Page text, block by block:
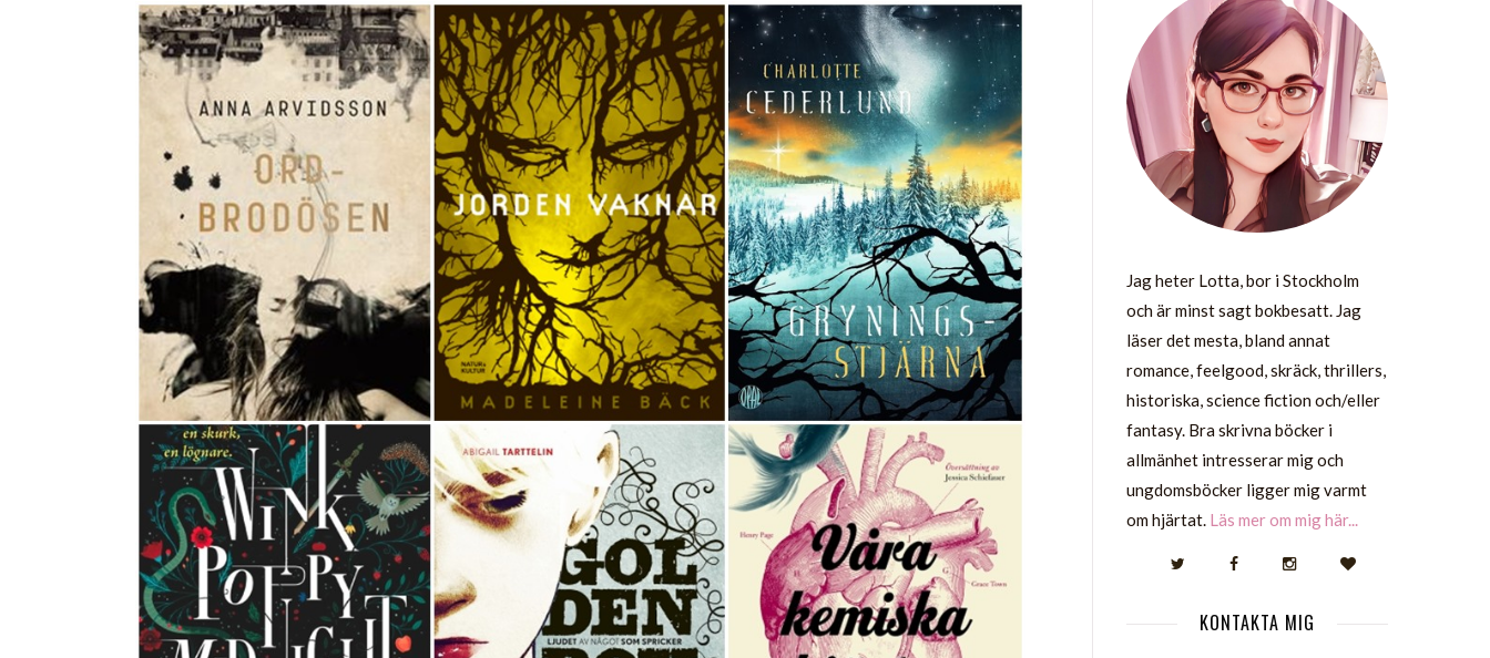
Jag heter Lotta, bor i Stockholm
och är minst sagt bokbesatt. Jag
läser det mesta, bland annat
romance, feelgood, skräck, thrillers,
historiska, science fiction och/eller
fantasy. Bra skrivna böcker i
allmänhet intresserar mig och
ungdomsböcker ligger mig varmt
om hjärtat. Läs mer om mig här...
KONTAKTA MIG